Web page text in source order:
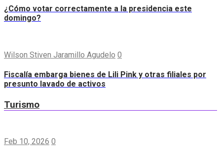
¿Cómo votar correctamente a la presidencia este
domingo?
Wilson Stiven Jaramillo Agudelo 0
Fiscalía embarga bienes de Lili Pink y otras filiales por
presunto lavado de activos
Turismo
Feb 10, 2026 0